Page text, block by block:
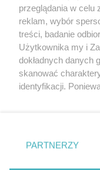
23℃
Zobacz prognozę na 3
Copyright ©
przeglądania w celu
reklam, wybór
treści, badanie
Użytkownika my i
dokładnych danych
skanować
identyfikacji.
prywatności
. Niektóre
PARTNERZY